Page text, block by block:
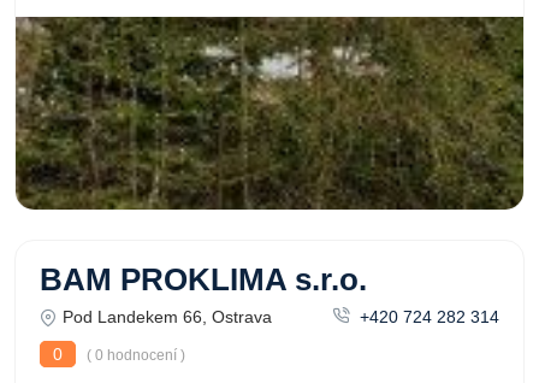
BAM PROKLIMA s.r.o.
Pod Landekem 66, Ostrava
+420 724 282 314
0
( 0 hodnocení )